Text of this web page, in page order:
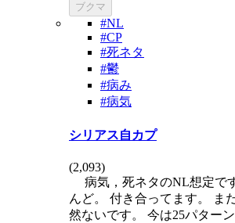
ブクマ
#NL
#CP
#死ネタ
#鬱
#病み
#病気
シリアス自カプ
(2,093)
病気，死ネタのNL想定で
んど。 付き合ってます。 ま
然ないです。 今は25パター